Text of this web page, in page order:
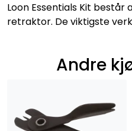
Loon Essentials Kit består
retraktor. De viktigste
Andre